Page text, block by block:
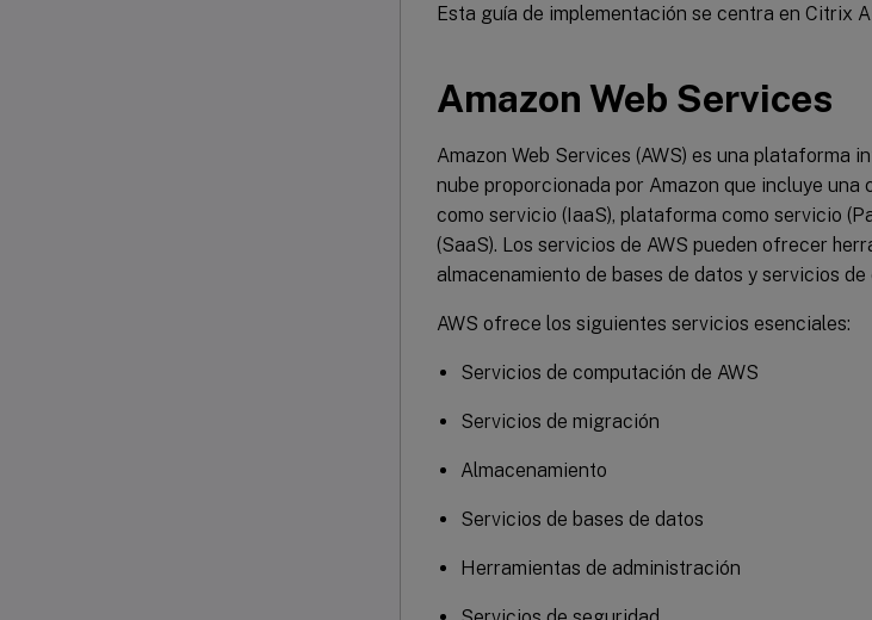
Esta guía de implementación se centra en Citrix
Amazon Web Services
Amazon Web Services (AWS) es una plataforma
nube proporcionada por Amazon que incluye
como servicio (IaaS), plataforma como servicio
(SaaS). Los servicios de AWS pueden ofrecer
almacenamiento de bases de datos y servicios
AWS ofrece los siguientes servicios esenciales:
Servicios de computación de AWS
Servicios de migración
Almacenamiento
Servicios de bases de datos
Herramientas de administración